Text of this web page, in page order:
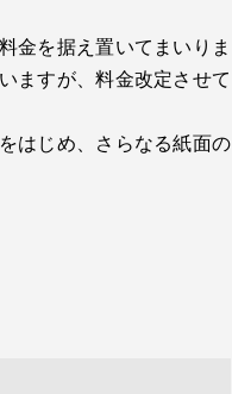
日開催の定時社員総会
会長（カジマヤ代表取
県協11代目（再任含
ボンニュートラル（Ｃ
による激甚災害の頻
海地震、さらに南海
ている。「舵取りは
の森名誉会長がレー
・札幌市、加藤保宣社
。養殖技術と高効率飼
ッケージの確立を目指
結した。「杜（もり）
予定する。
金を据え置いてまいりま
ますが、料金改定させて
はじめ、さらなる紙面の